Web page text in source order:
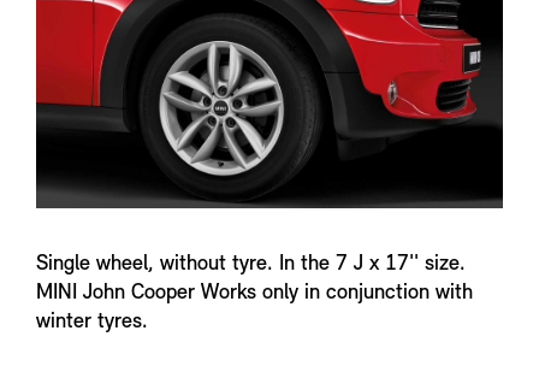
f
o
Single wheel, without tyre. In the 7 J x 17'' size.
MINI John Cooper Works only in conjunction with
winter tyres.